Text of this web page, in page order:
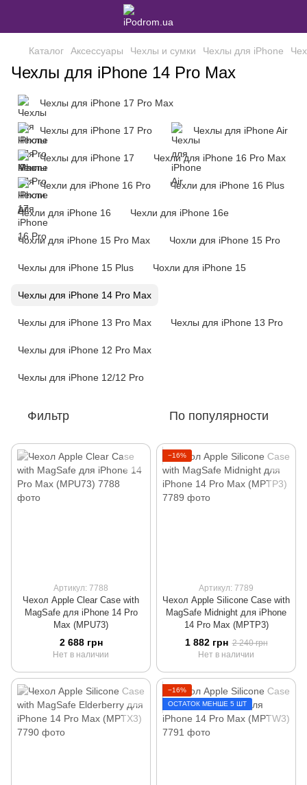
Каталог Аксессуары Чехлы и сумки Чехлы для iPhone
Чехлы для iPhone 14 Pro Max
Чехлы для iPhone 17 Pro Max
Чехлы для iPhone 17 Pro Чехлы для iPhone Air
Чехлы для iPhone 17 Чехли для iPhone 16 Pro Max
Чехли для iPhone 16 Pro Чехли для iPhone 16 Plus
Чехли для iPhone 16 Чехли для iPhone 16e
Чохли для iPhone 15 Pro Max Чохли для iPhone 15 Pro
Чехлы для iPhone 15 Plus Чохли для iPhone 15
Чехлы для iPhone 14 Pro Max
Чехлы для iPhone 13 Pro Max Чехлы для iPhone 13 Pro
Чехлы для iPhone 12 Pro Max
Чехлы для iPhone 12/12 Pro
Фильтр По популярности
Артикул: 7788
Чехол Apple Clear Case with
MagSafe для iPhone 14 Pro
Max (MPU73)
2 688 грн
Нет в наличии
−16%
Артикул: 7789
Чехол Apple Silicone Case with
MagSafe Midnight для iPhone
14 Pro Max (MPTP3)
1 882 грн 2 240 грн
Нет в наличии
−16%
ОСТАТОК МЕНШЕ 5 ШТ